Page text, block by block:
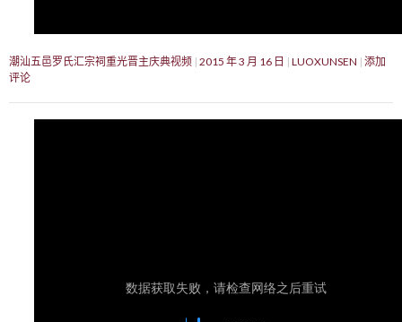
潮汕五邑罗氏汇宗祠重光晋主庆典视频 2015 年 3 月 16 日 LUOXUNSEN 添加
评论